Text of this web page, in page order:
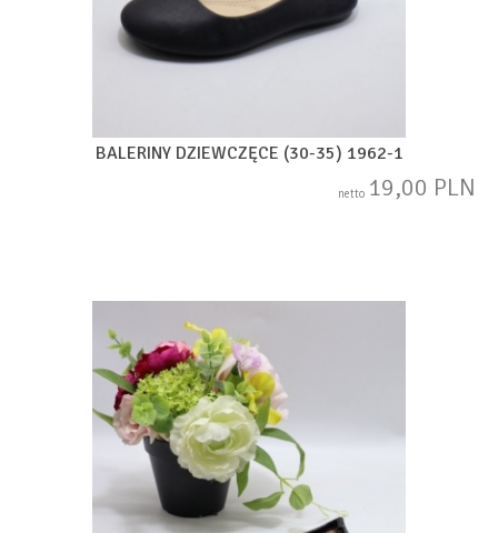
BALERINY DZIEWCZĘCE (30-35) 1962-1
netto 19,00 PLN